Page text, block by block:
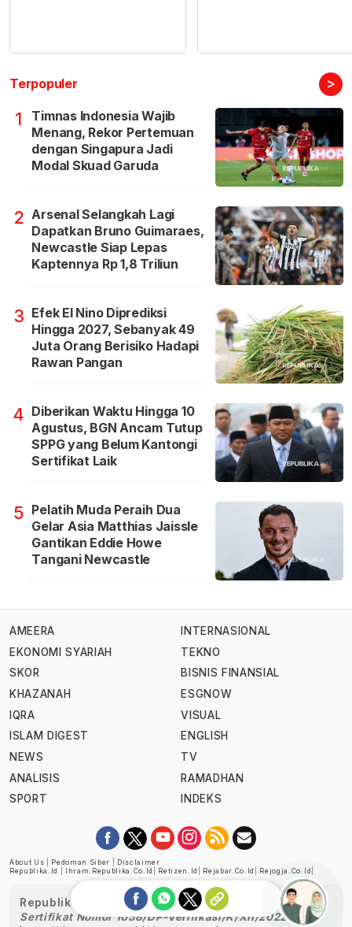
Terpopuler >
1
Timnas Indonesia Wajib
Menang, Rekor Pertemuan
dengan Singapura Jadi
Modal Skuad Garuda
2 Arsenal Selangkah Lagi
Dapatkan Bruno Guimaraes,
Newcastle Siap Lepas
Kaptennya Rp 1,8 Triliun
3 Efek El Nino Diprediksi
Hingga 2027, Sebanyak 49
Juta Orang Berisiko Hadapi
Rawan Pangan
4 Diberikan Waktu Hingga 10
Agustus, BGN Ancam Tutup
SPPG yang Belum Kantongi
Sertifikat Laik
5 Pelatih Muda Peraih Dua
Gelar Asia Matthias Jaissle
Gantikan Eddie Howe
Tangani Newcastle
AMEERA
EKONOMI SYARIAH
SKOR
KHAZANAH
IQRA
ISLAM DIGEST
NEWS
ANALISIS
SPORT
INTERNASIONAL
TEKNO
BISNIS FINANSIAL
ESGNOW
VISUAL
ENGLISH
TV
RAMADHAN
INDEKS
About Us Pedoman Siber
Disclaimer
Republika.id
Ihram.republika.co.id Retizen.id Rejabar.co.id Rejogja.co.id
Republika telah diverifikasi oleh Dewan Pers
Sertifikat Nomor 1058/DP-Verifikasi/K/XII/2022